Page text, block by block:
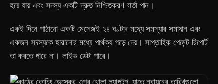
হয়ে যায় এবং সদস্য একটি দ্রুত নিশ্চিতকরণ বার্তা পান।
একই দিনে পাঠানো একটি মেসেজই ২৪ ঘণ্টার মধ্যে সমস্যার সমাধান এবং
একজন সদস্যকে হারানোর মধ্যে পার্থক্য গড়ে দেয়। সাপ্তাহিক পেমেন্ট রিপোর্ট
তা করতে পারে না। লাইভ ডেটা পারে।